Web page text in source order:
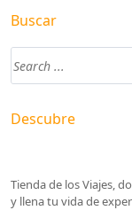
Buscar
Descubre
Tienda de los Viajes,
y llena tu vida de